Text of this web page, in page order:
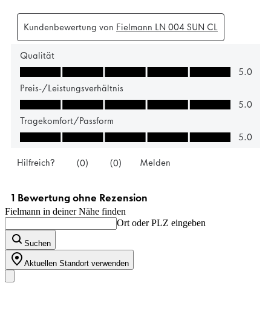
Fielmann in deiner Nähe finden
Ort oder PLZ eingeben
Suchen
Aktuellen Standort verwenden